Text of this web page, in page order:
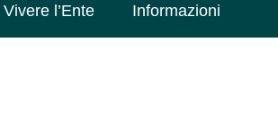
Vivere l’Ente Informazioni